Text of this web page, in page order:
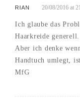
RIAN 20/08/2016 at
Ich glaube das
Haarkreide generell.
Aber ich denke
Handtuch umlegt,
MfG